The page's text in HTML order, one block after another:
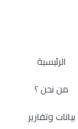
الرئيسية
من نحن ؟
بيانات وتقارير